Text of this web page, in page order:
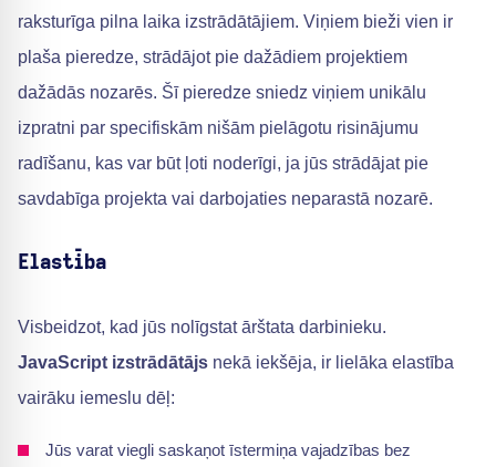
raksturīga pilna laika izstrādātājiem. Viņiem bieži vien ir
plaša pieredze, strādājot pie dažādiem projektiem
dažādās nozarēs. Šī pieredze sniedz viņiem unikālu
izpratni par specifiskām nišām pielāgotu risinājumu
radīšanu, kas var būt ļoti noderīgi, ja jūs strādājat pie
savdabīga projekta vai darbojaties neparastā nozarē.
Elastība
Visbeidzot, kad jūs nolīgstat ārštata darbinieku.
JavaScript izstrādātājs nekā iekšēja, ir lielāka elastība
vairāku iemeslu dēļ:
Jūs varat viegli saskaņot īstermiņa vajadzības bez